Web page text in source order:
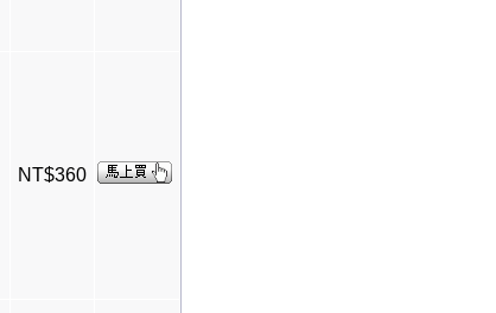
NT$360